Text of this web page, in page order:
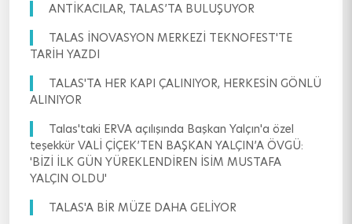
ANTİKACILAR, TALAS’TA BULUŞUYOR
TALAS İNOVASYON MERKEZİ TEKNOFEST'TE
TARİH YAZDI
TALAS'TA HER KAPI ÇALINIYOR, HERKESİN GÖNLÜ
ALINIYOR
Talas'taki ERVA açılışında Başkan Yalçın'a özel
teşekkür VALİ ÇİÇEK’TEN BAŞKAN YALÇIN’A ÖVGÜ:
'BİZİ İLK GÜN YÜREKLENDİREN İSİM MUSTAFA
YALÇIN OLDU'
TALAS'A BİR MÜZE DAHA GELİYOR